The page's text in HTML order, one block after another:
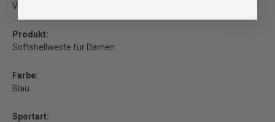
Vaude
Produkt:
Softshellweste für Damen
Farbe:
Blau
Sportart: